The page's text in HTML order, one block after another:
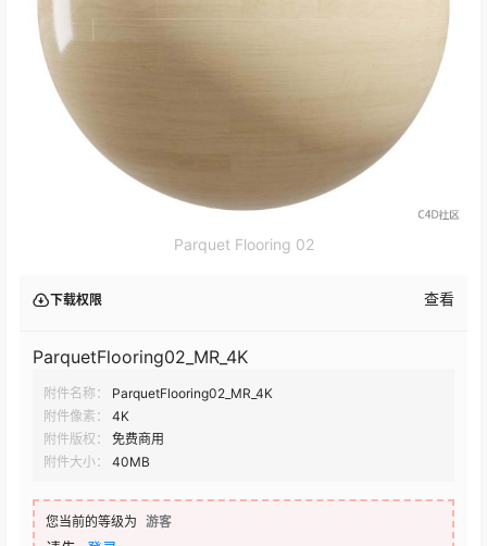
Parquet Flooring 02
下载权限 查看
ParquetFlooring02_MR_4K
附件名称：
ParquetFlooring02_MR_4K
附件像素：
4K
附件版权：
免费商用
附件大小：
40MB
您当前的等级为 游客